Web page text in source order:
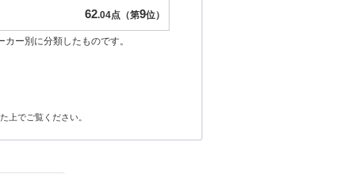
62.04点（第9位）
ー別に分類したものです。
上でご覧ください。